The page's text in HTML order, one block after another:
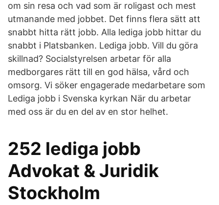
om sin resa och vad som är roligast och mest
utmanande med jobbet. Det finns flera sätt att
snabbt hitta rätt jobb. Alla lediga jobb hittar du
snabbt i Platsbanken. Lediga jobb. Vill du göra
skillnad? Socialstyrelsen arbetar för alla
medborgares rätt till en god hälsa, vård och
omsorg. Vi söker engagerade medarbetare som
Lediga jobb i Svenska kyrkan När du arbetar
med oss är du en del av en stor helhet.
252 lediga jobb
Advokat & Juridik
Stockholm